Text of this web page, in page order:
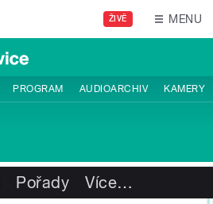
ŽIVĚ MENU
PROGRAM AUDIOARCHIV KAMERY
Pořady Více…